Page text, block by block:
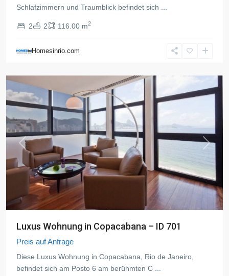
Schlafzimmern und Traumblick befindet sich
2 2 116.00 m2
Homesinrio.com
Copacabana ,
de
Previous Next
Luxus Wohnung in Copacabana – ID 701
Preis auf Anfrage
Diese Luxus Wohnung in Copacabana, Rio de Janeiro,
befindet sich am Posto 6 am berühmten C ...